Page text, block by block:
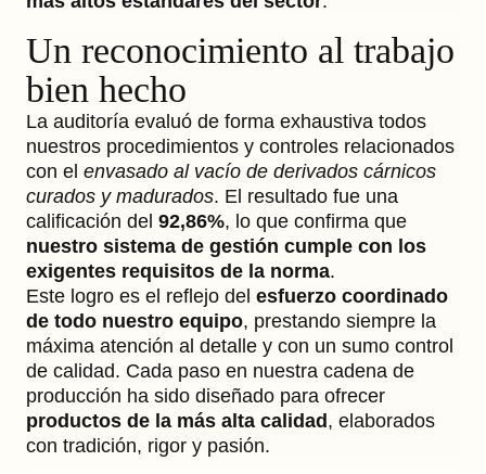
Un reconocimiento al trabajo
bien hecho
La auditoría evaluó de forma exhaustiva todos
nuestros procedimientos y controles relacionados
con el envasado al vacío de derivados cárnicos
curados y madurados. El resultado fue una
calificación del 92,86%, lo que confirma que
nuestro sistema de gestión cumple con los
exigentes requisitos de la norma.
Este logro es el reflejo del esfuerzo coordinado
de todo nuestro equipo, prestando siempre la
máxima atención al detalle y con un sumo control
de calidad. Cada paso en nuestra cadena de
producción ha sido diseñado para ofrecer
productos de la más alta calidad , elaborados
con tradición, rigor y pasión.